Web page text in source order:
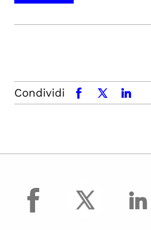
Condividi facebookx.comlinkedin
facebook